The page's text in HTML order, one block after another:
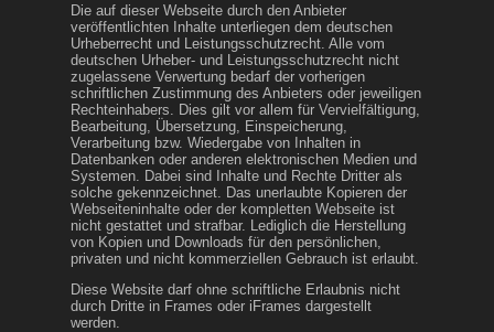
Die auf dieser Webseite durch den Anbieter
veröffentlichten Inhalte unterliegen dem deutschen
Urheberrecht und Leistungsschutzrecht. Alle vom
deutschen Urheber- und Leistungsschutzrecht nicht
zugelassene Verwertung bedarf der vorherigen
schriftlichen Zustimmung des Anbieters oder jeweiligen
Rechteinhabers. Dies gilt vor allem für Vervielfältigung,
Bearbeitung, Übersetzung, Einspeicherung,
Verarbeitung bzw. Wiedergabe von Inhalten in
Datenbanken oder anderen elektronischen Medien und
Systemen. Dabei sind Inhalte und Rechte Dritter als
solche gekennzeichnet. Das unerlaubte Kopieren der
Webseiteninhalte oder der kompletten Webseite ist
nicht gestattet und strafbar. Lediglich die Herstellung
von Kopien und Downloads für den persönlichen,
privaten und nicht kommerziellen Gebrauch ist erlaubt.
Diese Website darf ohne schriftliche Erlaubnis nicht
durch Dritte in Frames oder iFrames dargestellt
werden.